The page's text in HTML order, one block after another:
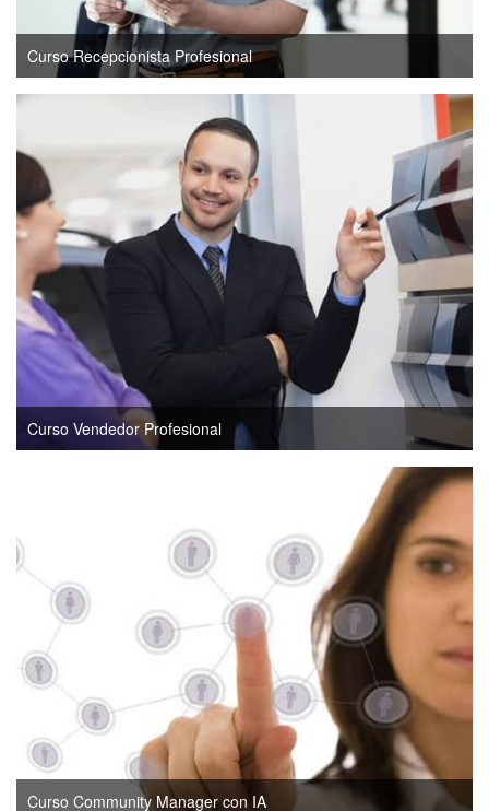
Curso Recepcionista Profesional
Curso Vendedor Profesional
Curso Community Manager con IA